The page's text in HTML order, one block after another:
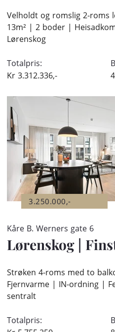
Velholdt og romslig 2-roms
13m² | 2 boder |
Lørenskog
Totalpris:
Kr 3.312.336,-
3.250.000,-
Kåre B. Werners gate 6
Lørenskog |
Strøken 4-roms med to
Fjernvarme | IN-ordning |
sentralt
Totalpris: